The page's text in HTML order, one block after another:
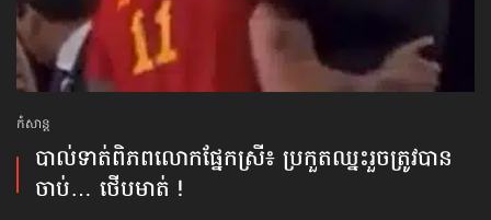
កំសាន្ដ
បាល់ទាត់​ពិភពលោក​ផ្នែកស្រី៖ ប្រកួតឈ្នះរួច​ត្រូវបាន
ចាប់… ថើបមាត់ !